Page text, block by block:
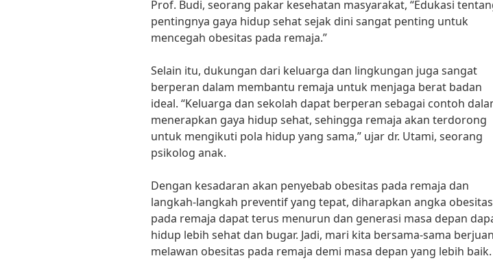
Prof. Budi, seorang pakar kesehatan masyarakat, “Edukasi
pentingnya gaya hidup sehat sejak dini sangat penting untuk
mencegah obesitas pada remaja.”
Selain itu, dukungan dari keluarga dan lingkungan juga sangat
berperan dalam membantu remaja untuk menjaga berat badan
ideal. “Keluarga dan sekolah dapat berperan sebagai contoh
menerapkan gaya hidup sehat, sehingga remaja akan terdorong
untuk mengikuti pola hidup yang sama,” ujar dr. Utami, seorang
psikolog anak.
Dengan kesadaran akan penyebab obesitas pada remaja dan
langkah-langkah preventif yang tepat, diharapkan angka obesitas
pada remaja dapat terus menurun dan generasi masa depan
hidup lebih sehat dan bugar. Jadi, mari kita bersama-sama
melawan obesitas pada remaja demi masa depan yang lebih baik.